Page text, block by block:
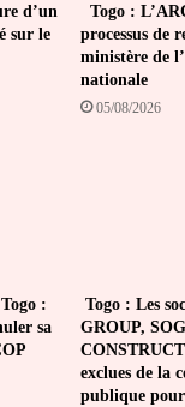
d’un
sur le
Togo :
processus de
ministère de
nationale
05/08/2026
:
sa
Togo : Les
GROUP,
exclues de la
publique